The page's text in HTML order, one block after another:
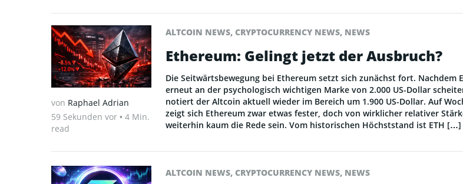
von Raphael Adrian
59 Sekunden vor • 4 Min.
read
ALTCOIN NEWS, CRYPTOCURRENCY NEWS, NEWS
Ethereum: Gelingt jetzt der Ausbruch?
Die Seitwärtsbewegung bei Ethereum setzt sich zunächst fort. Nachdem
erneut an der psychologisch wichtigen Marke von 2.000 US-Dollar
notiert der Altcoin aktuell wieder im Bereich um 1.900 US-Dollar. Auf
zeigt sich Ethereum zwar etwas fester, doch von wirklicher relativer
weiterhin kaum die Rede sein. Vom historischen Höchststand ist ETH […]
ALTCOIN NEWS, CRYPTOCURRENCY NEWS, NEWS